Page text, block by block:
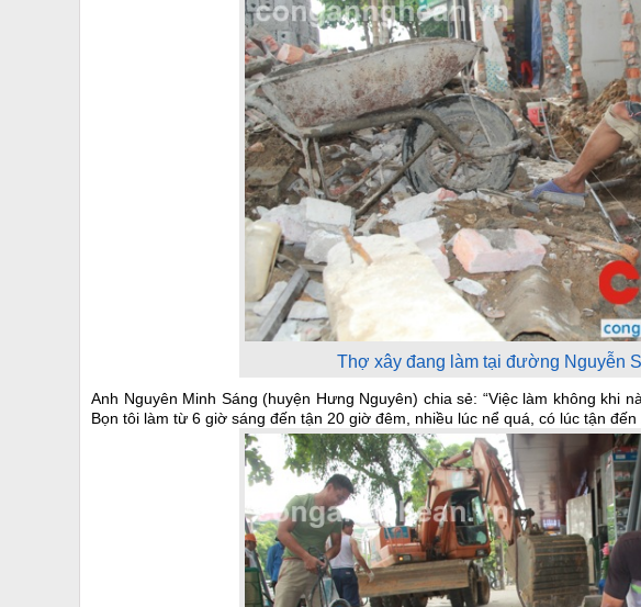
Thợ xây đang làm tại đường Nguyễn
Anh Nguyên Minh Sáng (huyện Hưng Nguyên) chia sẻ: “Việc làm không khi
Bọn tôi làm từ 6 giờ sáng đến tận 20 giờ đêm, nhiều lúc nể quá, có lúc tận đến